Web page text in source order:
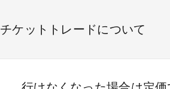
チケットトレードについて